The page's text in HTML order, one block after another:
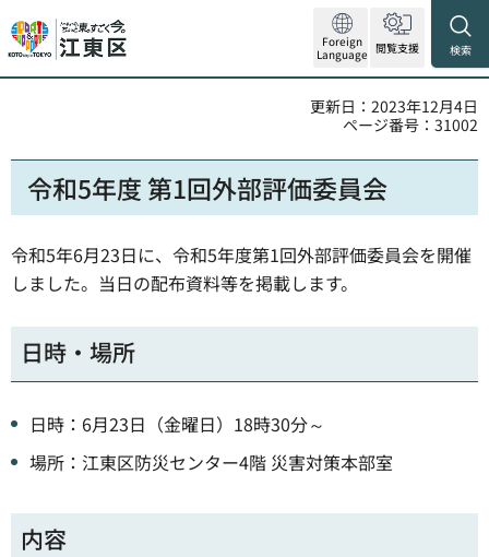
Foreign
Language 閲覧支援 検索
更新日：2023年12月4日
ページ番号：31002
令和5年度 第1回外部評価委員会
令和5年6月23日に、令和5年度第1回外部評価委員会を開催
しました。当日の配布資料等を掲載します。
日時・場所
日時：6月23日（金曜日）18時30分～
場所：江東区防災センター4階 災害対策本部室
内容